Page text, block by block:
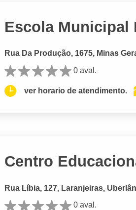
Escola Municipal
Rua Da Produção, 1675, Minas
0 aval.
ver horario de atendimento.
Centro
Rua Líbia, 127, Laranjeiras,
0 aval.